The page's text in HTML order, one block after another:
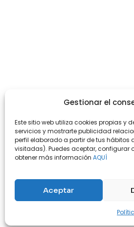
Gestionar el
Este sitio web utiliza cookies propias y
servicios y mostrarte publicidad
perfil elaborado a partir de tus
visitadas). Puedes aceptar, configurar
obtener más información AQUÍ
Aceptar